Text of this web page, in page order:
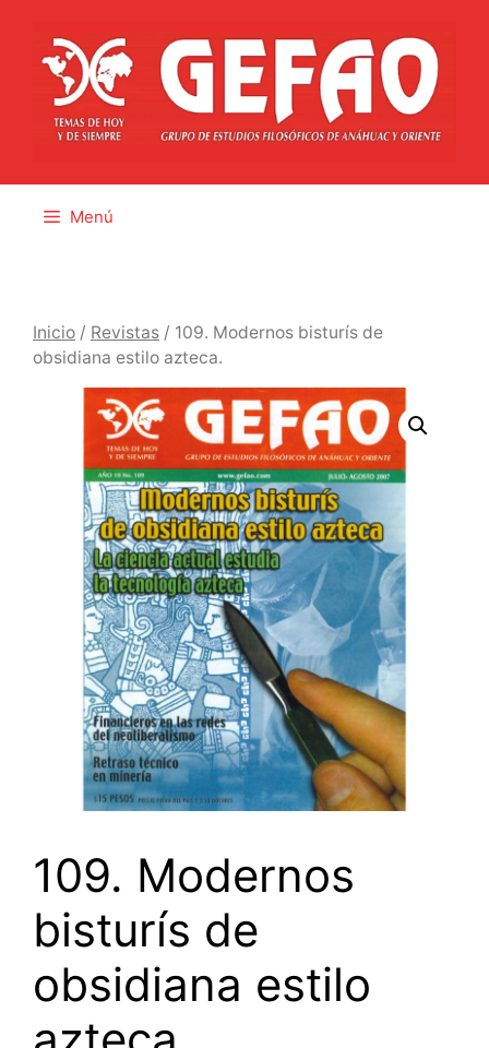
contenido
Menú
Inicio / Revistas / 109. Modernos bisturís de
obsidiana estilo azteca.
109. Modernos
bisturís de
obsidiana estilo